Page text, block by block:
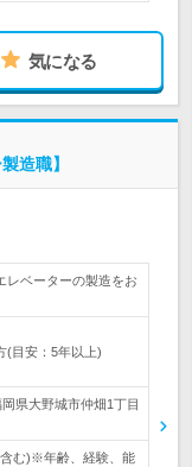
気になる
造職】
レベーターの製造をお
(目安：5年以上)
県大野城市仲畑1丁目
含む)※年齢、経験、能